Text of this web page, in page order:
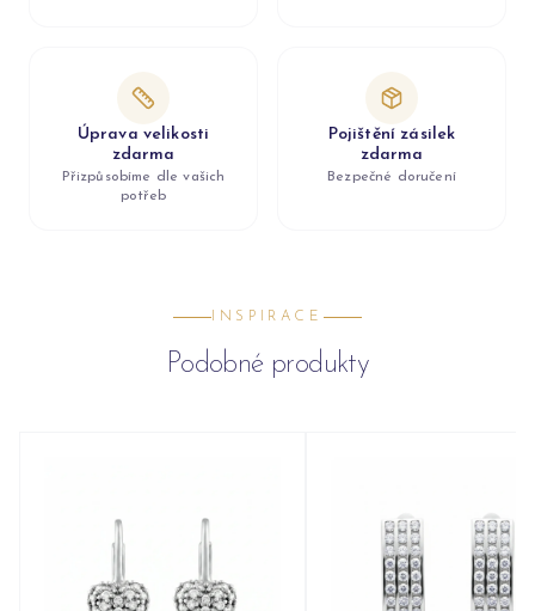
Úprava velikosti
zdarma
Přizpůsobíme dle vašich
potřeb
Pojištění zásilek
zdarma
Bezpečné doručení
INSPIRACE
Podobné produkty